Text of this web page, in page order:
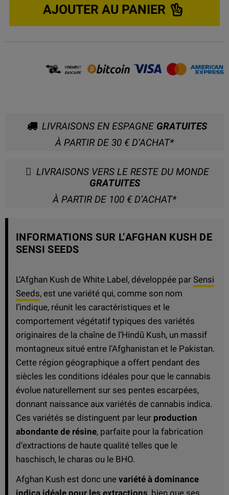
AJOUTER AU PANIER
LIVRAISONS EN ESPAGNE GRATUITES
À PARTIR DE 30 € D’ACHAT*
LIVRAISONS VERS LE RESTE DU MONDE
GRATUITES
À PARTIR DE 100 € D’ACHAT*
INFORMATIONS SUR L’AFGHAN KUSH DE
SENSI SEEDS
L’Afghan Kush de White Label, développée par Sensi
Seeds, est une variété qui, comme son nom
l’indique, réunit les caractéristiques et le
comportement végétatif typiques des variétés
originaires de la chaîne de l’Hindū Kush, un massif
montagneux situé entre l’Afghanistan et le Pakistan.
Cette région géographique a offert pendant des
siècles les conditions idéales pour que le cannabis
évolue naturellement sur ses pentes escarpées,
donnant naissance aux variétés de cannabis indica.
Ces variétés se distinguent par leur production
abondante de résine, parfaite pour la fabrication
d’extractions de haute qualité telles que le
haschisch, le charas ou le BHO.
Afghan Kush est donc une variété à dominance
indica idéale pour les extractions , bien que ses